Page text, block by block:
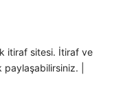
itiraf sitesi. İtiraf ve
paylaşabilirsiniz. |